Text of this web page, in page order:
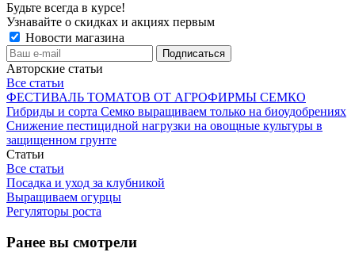
Будьте всегда в курсе!
Узнавайте о скидках и акциях первым
Новости магазина
Авторские статьи
Все статьи
ФЕСТИВАЛЬ ТОМАТОВ ОТ АГРОФИРМЫ СЕМКО
Гибриды и сорта Семко выращиваем только на биоудобрениях
Снижение пестицидной нагрузки на овощные культуры в
защищенном грунте
Статьи
Все статьи
Посадка и уход за клубникой
Выращиваем огурцы
Регуляторы роста
Ранее вы смотрели